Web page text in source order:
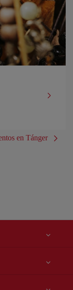
en Tánger